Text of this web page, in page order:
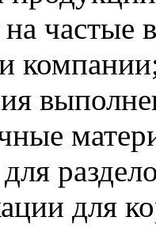
на частые
для